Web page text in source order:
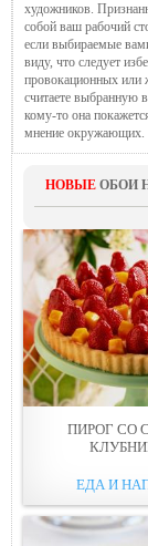
художников.
собой ваш рабочий
если выбираемые
виду, что следует
провокационных или
считаете выбранную
кому-то она
мнение окружающих.
НОВЫЕ ОБОИ
ПИРОГ СО
ЕДА И